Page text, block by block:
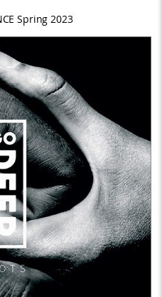
Spring 2023